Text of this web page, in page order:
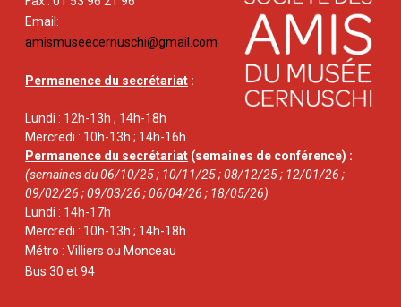
Email:
amismuseecernuschi@gmail.com
Permanence du secrétariat :
Lundi : 12h-13h ; 14h-18h
Mercredi : 10h-13h ; 14h-16h
Permanence du secrétariat (semaines de conférence) :
(semaines du 06/10/25 ; 10/11/25 ; 08/12/25 ; 12/01/26 ;
09/02/26 ; 09/03/26 ; 06/04/26 ; 18/05/26)
Lundi : 14h-17h
Mercredi : 10h-13h ; 14h-18h
Métro : Villiers ou Monceau
Bus 30 et 94